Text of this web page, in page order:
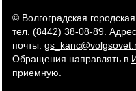
© Волгоградская
тел. (8442) 38-08-89.
почты:
Обращения направлять в
приемную